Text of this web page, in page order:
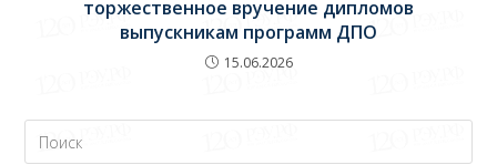
торжественное вручение дипломов
выпускникам программ ДПО
15.06.2026